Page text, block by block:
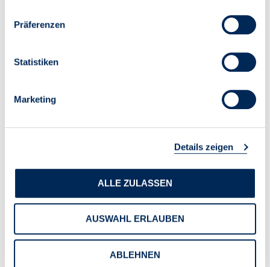
Präferenzen
Statistiken
Marketing
Details zeigen
ALLE ZULASSEN
AUSWAHL ERLAUBEN
ABLEHNEN
Online-Seminar
"Crashkurs WEG-
Verwalter - Teil 2"
Seminarnummer
26020
Walburga Egle
Datum (Zeitraum)
02.09.2026 (10:00 - 11:30
Uhr)
online